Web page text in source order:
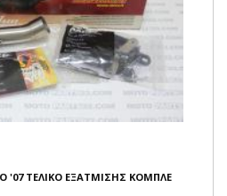
'07 ΤΕΛΙΚΟ ΕΞΑΤΜΙΣΗΣ ΚΟΜΠΛΕ